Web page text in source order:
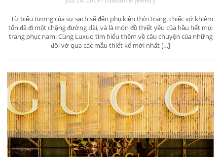
Từ biểu tượng của sự sạch sẽ đến phụ kiện thời trang, chiếc vớ khiêm
tốn đã đi một chặng đường dài, và là món đồ thiết yếu của hầu hết mọi
trang phục nam. Cùng Luxuo tìm hiểu thêm về câu chuyện của những
đôi vớ qua các mẫu thiết kế mới nhất […]